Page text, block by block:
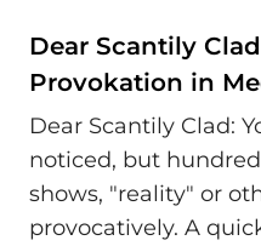
Dear Scantily
Provokation in
Dear Scantily Clad:
noticed, but
shows, "reality" or
provocatively. A